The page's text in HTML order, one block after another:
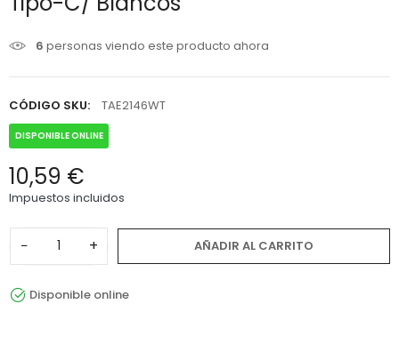
6 personas viendo este producto ahora
CÓDIGO SKU: TAE2146WT
DISPONIBLE ONLINE
10,59 €
Impuestos incluidos
− + AÑADIR AL CARRITO
Disponible online